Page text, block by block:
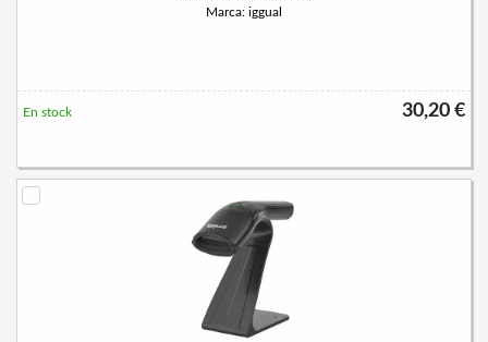
Marca: iggual
30,20 €
En stock